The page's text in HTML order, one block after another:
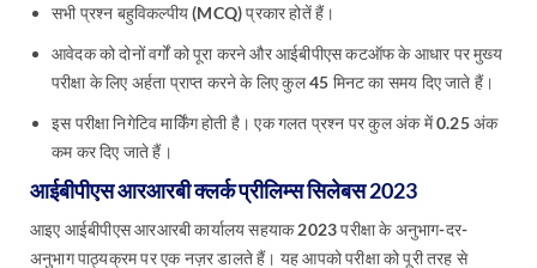
सभी प्रश्न बहुविकल्पीय (MCQ) प्रकार होतें हैं।
आवेदक को दोनों वर्गों को पूरा करने और आईबीपीएस कटऑफ के आधार पर मुख्य
परीक्षा के लिए अर्हता प्राप्त करने के लिए कुल 45 मिनट का समय दिए जाते हैं।
इस परीक्षा निगेटिव मार्केिंग होती है। एक गलत प्रश्न पर कुल अंक में 0.25 अंक
कम कर दिए जाते हैं।
आईबीपीएस आरआरबी क्लर्क प्रीलिम्स सिलेबस 2023
आइए आईबीपीएस आरआरबी कार्यालय सहयाक 2023 परीक्षा के अनुभाग-दर-
अनुभाग पाठ्यक्रम पर एक नज़र डालते हैं। यह आपको परीक्षा को पूरी तरह से